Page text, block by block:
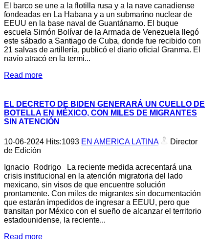
El barco se une a la flotilla rusa y a la nave canadiense
fondeadas en La Habana y a un submarino nuclear de
EEUU en la base naval de Guantánamo. El buque
escuela Simón Bolívar de la Armada de Venezuela llegó
este sábado a Santiago de Cuba, donde fue recibido con
21 salvas de artillería, publicó el diario oficial Granma. El
navío atracó en la termi...
Read more
EL DECRETO DE BIDEN GENERARÁ UN CUELLO DE
BOTELLA EN MÉXICO, CON MILES DE MIGRANTES
SIN ATENCIÓN
10-06-2024 Hits:1093 EN AMERICA LATINA
Director
de Edición
Ignacio Rodrigo La reciente medida acrecentará una
crisis institucional en la atención migratoria del lado
mexicano, sin visos de que encuentre solución
prontamente. Con miles de migrantes sin documentación
que estarán impedidos de ingresar a EEUU, pero que
transitan por México con el sueño de alcanzar el territorio
estadounidense, la reciente...
Read more